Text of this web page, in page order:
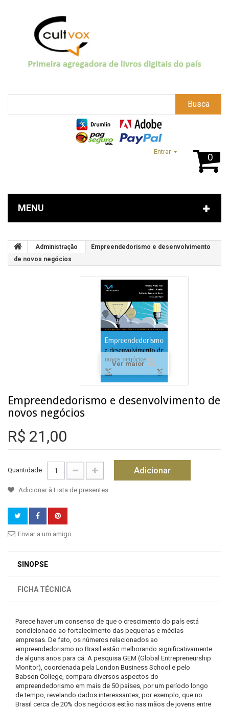
Busca
0
Entrar
MENU
Administração
Empreendedorismo e desenvolvimento
de novos negócios
Ver maior
Empreendedorismo e desenvolvimento de
novos negócios
R$ 21,00
Quantidade Adicionar
Adicionar à Lista de presentes
Enviar a um amigo
SINOPSE
FICHA TÉCNICA
Parece haver um consenso de que o crescimento do país está
condicionado ao fortalecimento das pequenas e médias
empresas. De fato, os números relacionados ao
empreendedorismo no Brasil estão melhorando significativamente
de alguns anos para cá. A pesquisa GEM (Global Entrepreneurship
Monitor), coordenada pela London Business School e pelo
Babson College, compara diversos aspectos do
empreendedorismo em mais de 50 países, por um período longo
de tempo, revelando dados interessantes, por exemplo, que no
Brasil cerca de 20% dos negócios estão nas mãos de jovens entre